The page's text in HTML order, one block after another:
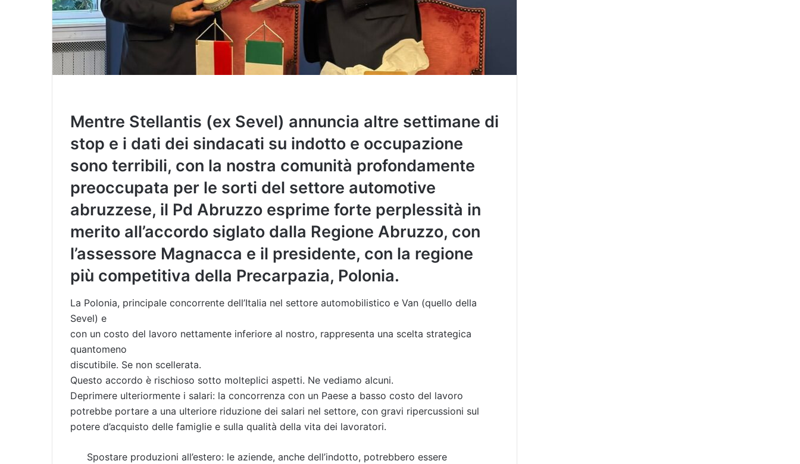
Mentre Stellantis (ex Sevel) annuncia altre settimane di
stop e i dati dei sindacati su indotto e occupazione
sono terribili, con la nostra comunità profondamente
preoccupata per le sorti del settore automotive
abruzzese, il Pd Abruzzo esprime forte perplessità in
merito all’accordo siglato dalla Regione Abruzzo, con
l’assessore Magnacca e il presidente, con la regione
più competitiva della Precarpazia, Polonia.
La Polonia, principale concorrente dell’Italia nel settore automobilistico e Van (quello della
Sevel) e
con un costo del lavoro nettamente inferiore al nostro, rappresenta una scelta strategica
quantomeno
discutibile. Se non scellerata.
Questo accordo è rischioso sotto molteplici aspetti. Ne vediamo alcuni.
Deprimere ulteriormente i salari: la concorrenza con un Paese a basso costo del lavoro
potrebbe portare a una ulteriore riduzione dei salari nel settore, con gravi ripercussioni sul
potere d’acquisto delle famiglie e sulla qualità della vita dei lavoratori.
Spostare produzioni all’estero: le aziende, anche dell’indotto, potrebbero essere